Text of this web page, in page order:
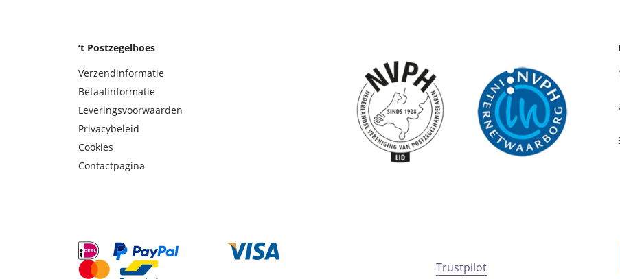
‘t Postzegelhoes
Verzendinformatie
Betaalinformatie
Leveringsvoorwaarden
Privacybeleid
Cookies
Contactpagina
Trustpilot